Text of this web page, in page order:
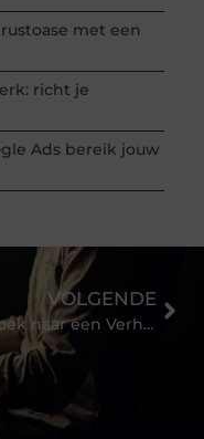
met een
richt je
Ads bereik jouw
VOLGENDE
Op zoek naar een Verhuisbedrijf in Ede?